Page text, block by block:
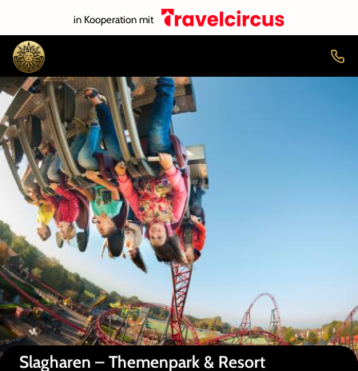
in Kooperation mit
Auf der Karte anzeigen
Slagharen – Themenpark & Resort